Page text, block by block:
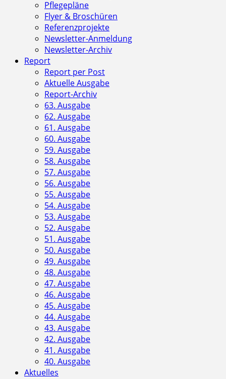
Pflegepläne
Flyer & Broschüren
Referenzprojekte
Newsletter-Anmeldung
Newsletter-Archiv
Report
Report per Post
Aktuelle Ausgabe
Report-Archiv
63. Ausgabe
62. Ausgabe
61. Ausgabe
60. Ausgabe
59. Ausgabe
58. Ausgabe
57. Ausgabe
56. Ausgabe
55. Ausgabe
54. Ausgabe
53. Ausgabe
52. Ausgabe
51. Ausgabe
50. Ausgabe
49. Ausgabe
48. Ausgabe
47. Ausgabe
46. Ausgabe
45. Ausgabe
44. Ausgabe
43. Ausgabe
42. Ausgabe
41. Ausgabe
40. Ausgabe
Aktuelles